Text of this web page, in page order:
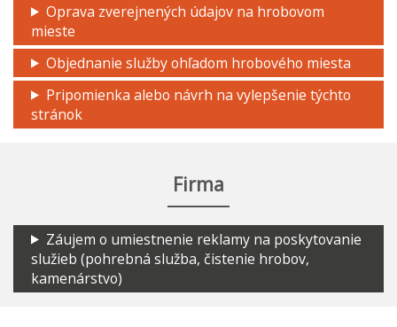
Oprava zverejnených údajov na hrobovom
mieste
Objednanie služby ohľadom hrobového miesta
Pripomienka alebo návrh na vylepšenie týchto
stránok
Firma
Záujem o umiestnenie reklamy na poskytovanie
služieb (pohrebná služba, čistenie hrobov,
kamenárstvo)